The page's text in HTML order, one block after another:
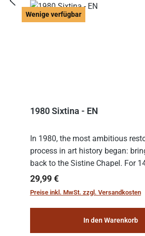
Wenige verfügbar
1980 Sixtina - EN
In 1980, the most ambitious
process in art history began:
back to the Sistine Chapel. For
team of experts from the Vatican
the meticulous job of cleaning
Regulärer Preis:
29,99 €
Preise inkl. MwSt. zzgl. Versandkosten
In den Warenkorb